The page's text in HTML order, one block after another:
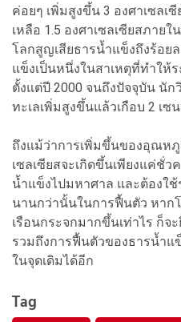
ค่อยๆ เพิ่มสูงขึ้น 3 องศาเซลเ
เหลือ 1.5 องศาเซลเซียสภาย
โลกสูญเสียธารน้ำแข็งถึงร้อย
แข็งเป็นหนึ่งในสาเหตุที่ทำให้
ตั้งแต่ปี 2000 จนถึงปัจจุบัน นั
ทะเลเพิ่มสูงขึ้นแล้วเกือบ 2 เซ
ถึงแม้ว่าการเพิ่มขึ้นของอุณหภู
เซลเซียสจะเกิดขึ้นเพียงแค่ชั่
น้ำแข็งไปมหาศาล และต้องใ
นานกว่านั้นในการฟื้นตัว หาก
เรือนกระจกมากขึ้นเท่าไร ก็จ
รวมถึงการฟื้นตัวของธารน้ำ
ในจุดเดิมได้อีก
Tag